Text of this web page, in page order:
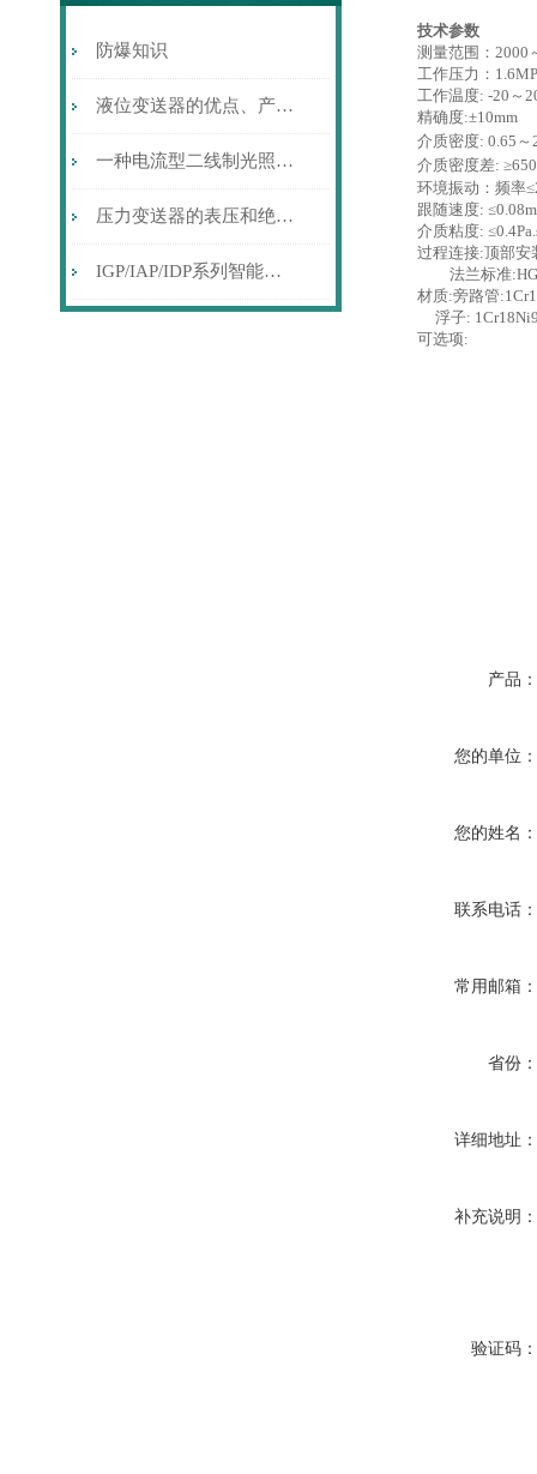
防爆知识
液位变送器的优点、产品特点及其应用
一种电流型二线制光照强度变送器的设计
压力变送器的表压和绝压到底是什么样的概念呢？
IGP/IAP/IDP系列智能压力变送器的选型、调校和应用
技术参数
测量范围：2000
工作压力：
工作温度: -20～
精确度:±10mm
介质密度: 0.65～
介质密度差:
环境振动：频率
跟随速度:
介质粘度:
过程连接:顶部安
法兰标准
材质:旁路管
浮子:
可选项:
产品：
您的单位：
您的姓名：
联系电话：
常用邮箱：
省份：
详细地址：
补充说明：
验证码：